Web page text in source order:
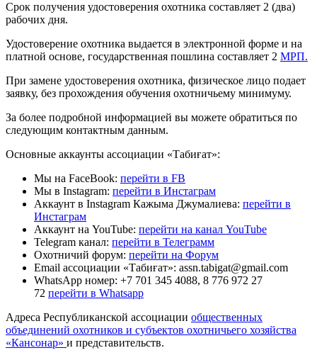
Срок получения удостоверения охотника составляет 2 (два)
рабочих дня.
Удостоверение охотника выдается в электронной форме и на
платной основе, государственная пошлина составляет 2 МРП.
При замене удостоверения охотника, физическое лицо подает
заявку, без прохождения обучения охотничьему минимуму.
За более подробной информацией вы можете обратиться по
следующим контактным данным.
Основные аккаунты ассоциации «Табиғат»:
Мы на FaceBook: перейти в FB
Мы в Instagram: перейти в Инстаграм
Аккаунт в Instagram Кажыма Джумалиева: перейти в
Инстаграм
Аккаунт на YouTube: перейти на канал YouTube
Telegram канал: перейти в Телеграмм
Охотничий форум: перейти на Форум
Email ассоциации «Табиғат»: assn.tabigat@gmail.com
WhatsApp номер: +7 701 345 4088, 8 776 972 27
72 перейти в Whatsapp
Адреса Республиканской ассоциации общественных
объединений охотников и субъектов охотничьего хозяйства
«Кансонар» и представительств.